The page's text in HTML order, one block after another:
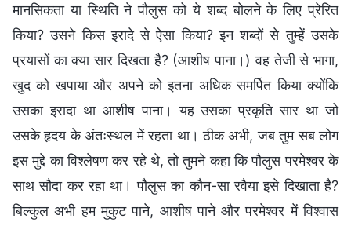
मानसिकता या स्थिति ने पौलुस को ये शब्द बोलने के लिए प्रेरित
किया? उसने किस इरादे से ऐसा किया? इन शब्दों से तुम्हें उसके
प्रयासों का क्या सार दिखता है? (आशीष पाना।) वह तेजी से भागा,
खुद को खपाया और अपने को इतना अधिक समर्पित किया क्योंकि
उसका इरादा था आशीष पाना। यह उसका प्रकृति सार था जो
उसके हृदय के अंतःस्थल में रहता था। ठीक अभी, जब तुम सब लोग
इस मुद्दे का विश्लेषण कर रहे थे, तो तुमने कहा कि पौलुस परमेश्वर के
साथ सौदा कर रहा था। पौलुस का कौन-सा रवैया इसे दिखाता है?
बिल्कुल अभी हम मुकुट पाने, आशीष पाने और परमेश्वर में विश्वास